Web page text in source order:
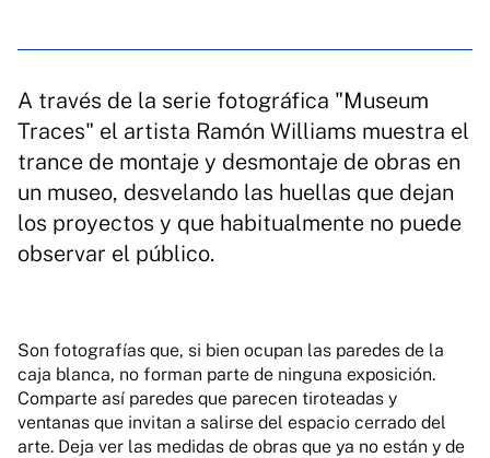
A través de la serie fotográfica "Museum
Traces" el artista Ramón Williams muestra el
trance de montaje y desmontaje de obras en
un museo, desvelando las huellas que dejan
los proyectos y que habitualmente no puede
observar el público.
Son fotografías que, si bien ocupan las paredes de la
caja blanca, no forman parte de ninguna exposición.
Comparte así paredes que parecen tiroteadas y
ventanas que invitan a salirse del espacio cerrado del
arte. Deja ver las medidas de obras que ya no están y de